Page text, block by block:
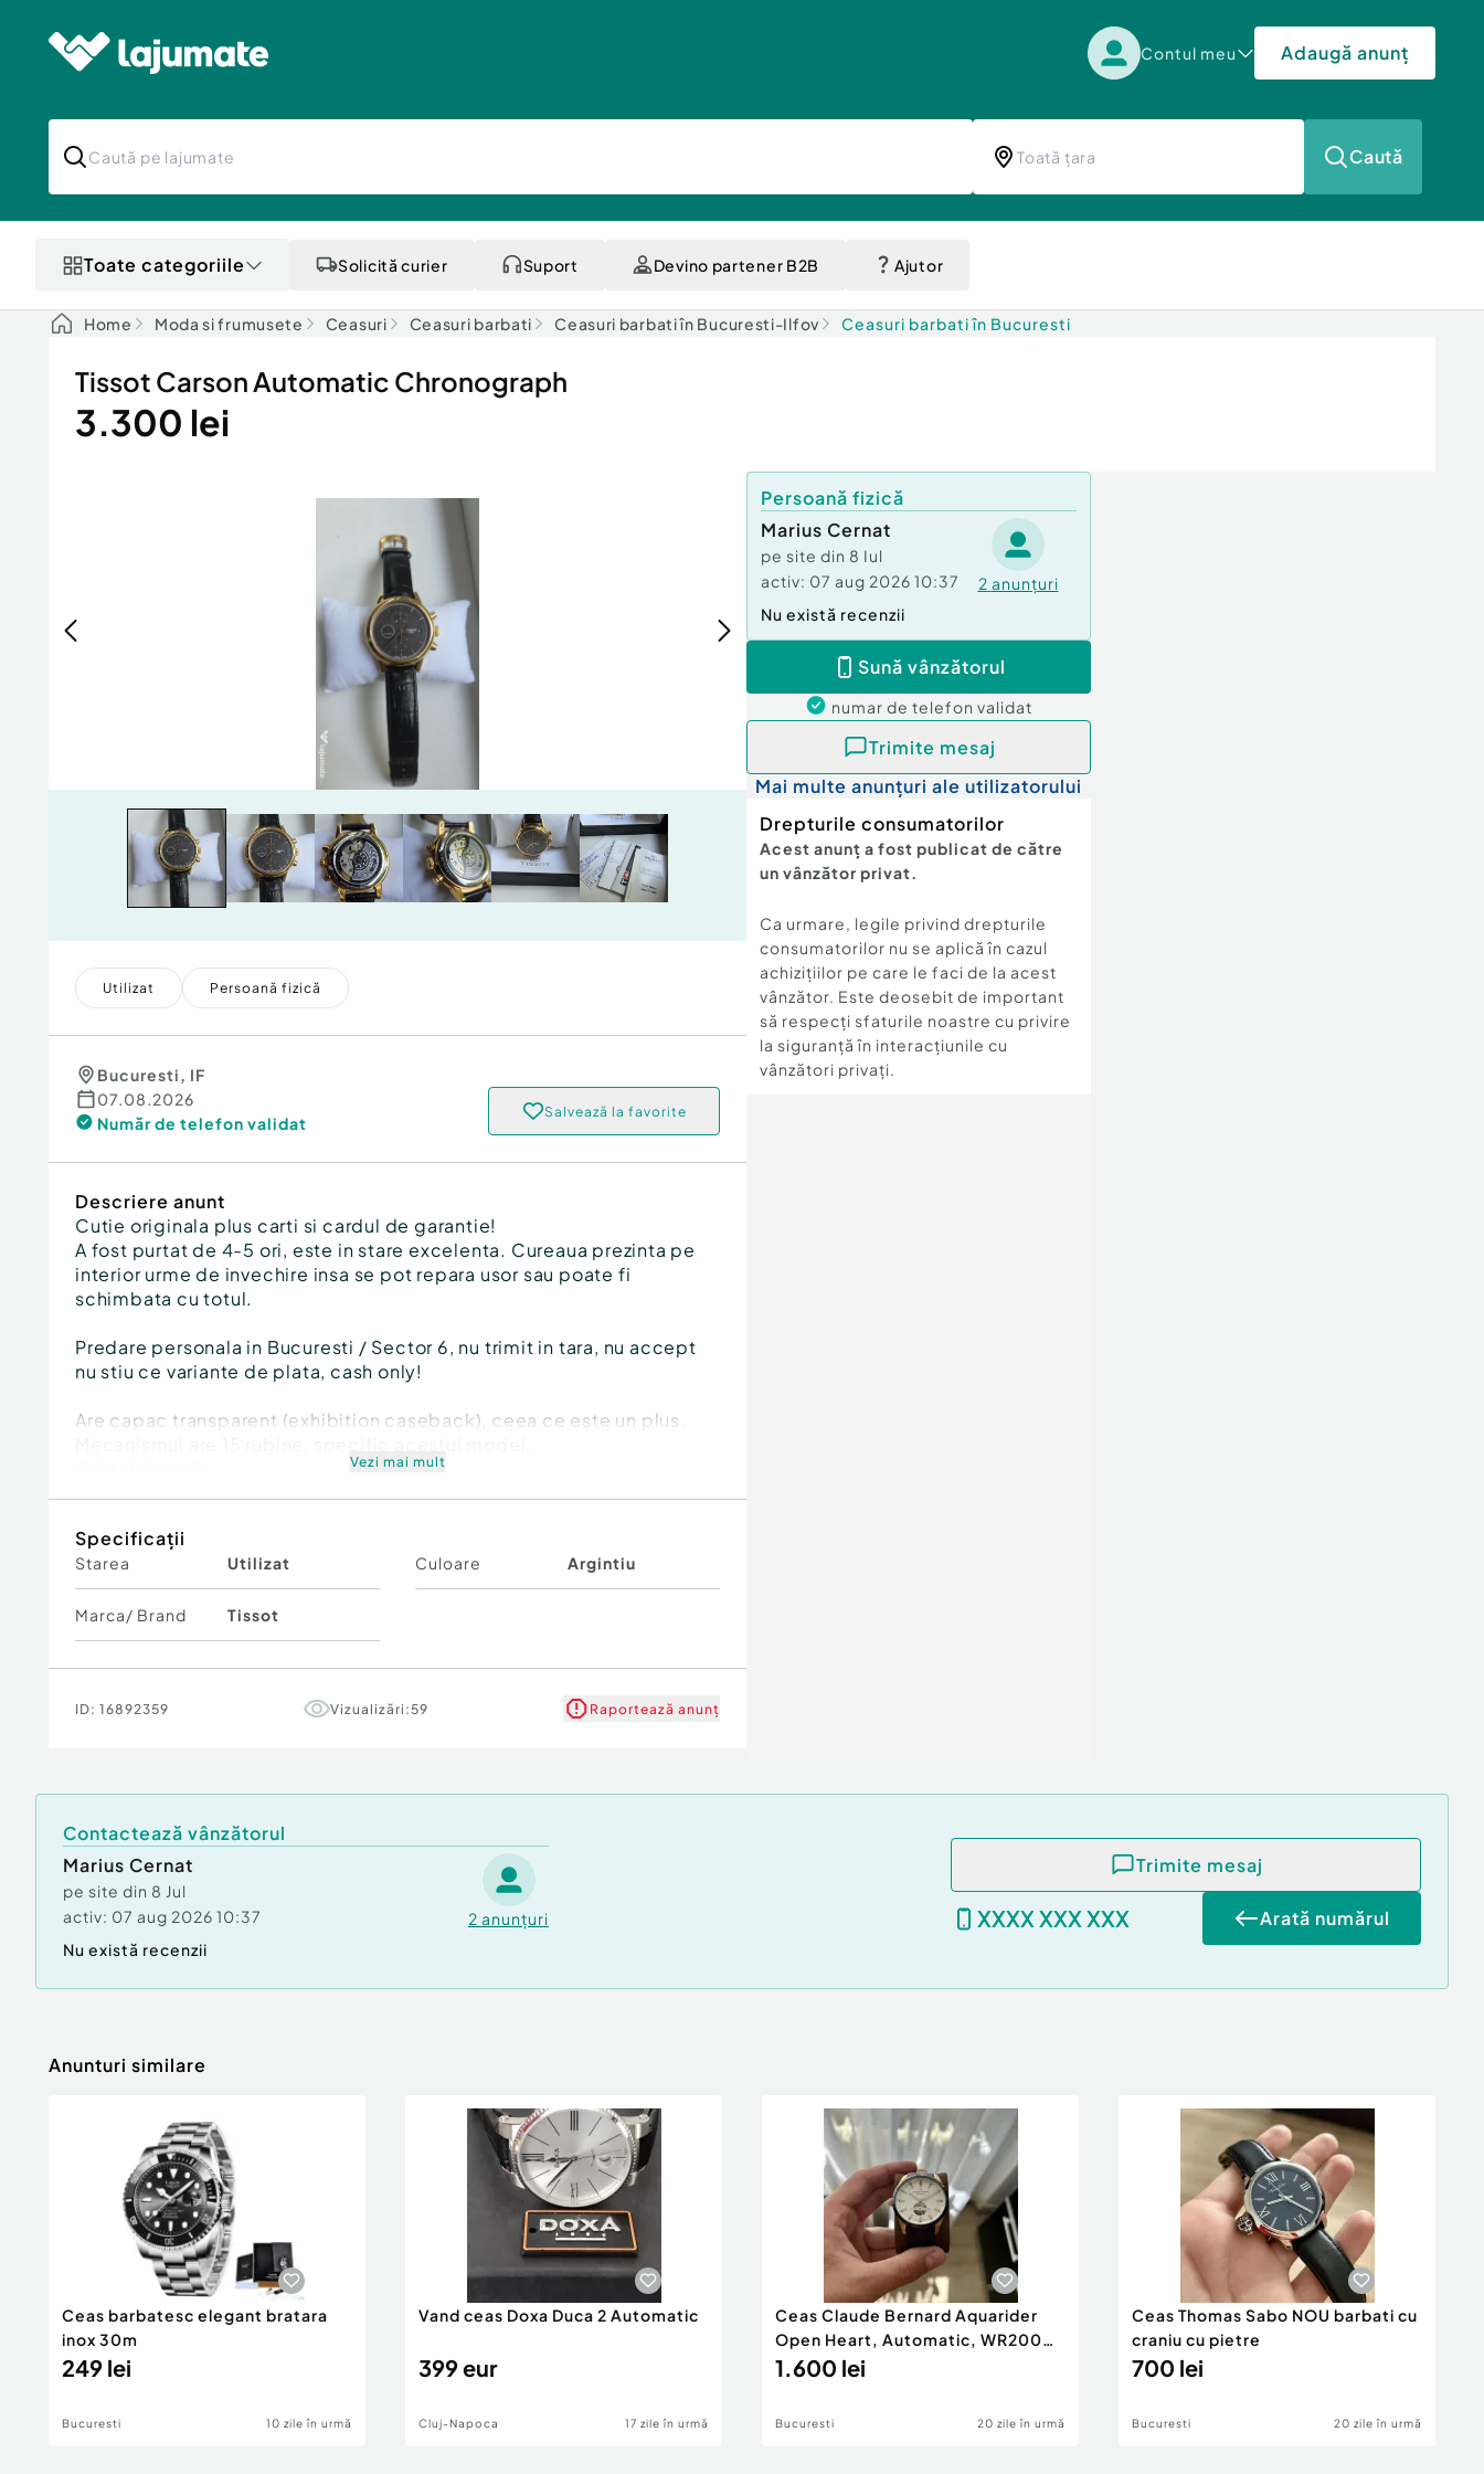
Contul meu Adaugă anunț
Caută
Toate categoriile Solicită curier Suport Devino partener B2B Ajutor
Home Moda si frumusete Ceasuri Ceasuri barbati Ceasuri barbati în Bucuresti-Ilfov Ceasuri barbati în Bucuresti
Tissot Carson Automatic Chronograph
3.300 lei
Utilizat Persoană fizică
Bucuresti, IF
07.08.2026
Număr de telefon validat
Salvează la favorite
Descriere anunt
Cutie originala plus carti si cardul de garantie!
A fost purtat de 4-5 ori, este in stare excelenta. Cureaua prezinta pe
interior urme de invechire insa se pot repara usor sau poate fi
schimbata cu totul.
Predare personala in Bucuresti / Sector 6, nu trimit in tara, nu accept
nu stiu ce variante de plata, cash only!
Are capac transparent (exhibition caseback), ceea ce este un plus.
cadran antracit/negru,
curea neagră din piele,
mecanism automat cronograf.
Vezi mai mult
Specificații
Starea Utilizat Culoare Argintiu
Marca/ Brand Tissot
ID: 16892359 Vizualizări:59 Raportează anunț
Persoană fizică
Marius Cernat
pe site din 8 Iul
activ: 07 aug 2026 10:37 2 anunțuri
Nu există recenzii
Sună vânzătorul
numar de telefon validat
Trimite mesaj
Mai multe anunțuri ale utilizatorului
Drepturile consumatorilor
Acest anunț a fost publicat de către
un vânzător privat.
Ca urmare, legile privind drepturile
consumatorilor nu se aplică în cazul
achizițiilor pe care le faci de la acest
vânzător. Este deosebit de important
să respecți sfaturile noastre cu privire
la siguranță în interacțiunile cu
vânzători privați.
Contactează vânzătorul
Marius Cernat
pe site din 8 Jul
activ: 07 aug 2026 10:37 2 anunțuri
Nu există recenzii
Trimite mesaj
XXXX XXX XXX Arată numărul
Anunturi similare
Ceas barbatesc elegant bratara
inox 30m
249 lei
Bucuresti 10 zile în urmă
Vand ceas Doxa Duca 2 Automatic
399 eur
Cluj-Napoca 17 zile în urmă
Ceas Claude Bernard Aquarider
Open Heart, Automatic, WR200m
IMPECABIL
1.600 lei
Bucuresti 20 zile în urmă
Ceas Thomas Sabo NOU barbati cu
craniu cu pietre
700 lei
Bucuresti 20 zile în urmă